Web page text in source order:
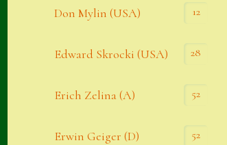
Don Mylin (USA) 12
Edward Skrocki (USA) 28
Erich Zelina (A) 52
Erwin Geiger (D) 52